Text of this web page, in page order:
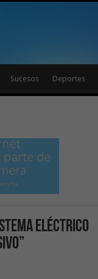
Sucesos Deportes
eléctrico